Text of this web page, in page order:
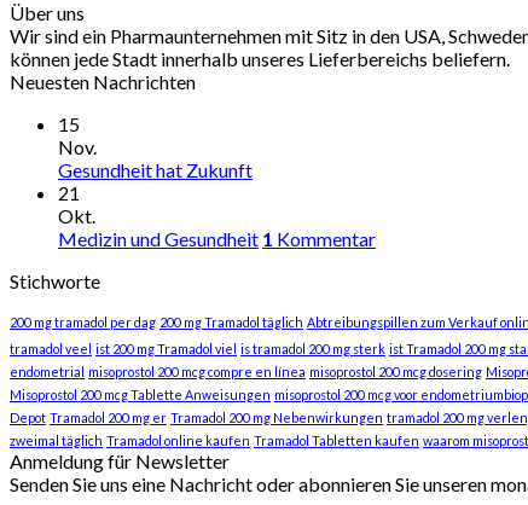
Über uns
Wir sind ein Pharmaunternehmen mit Sitz in den USA,
können jede Stadt innerhalb unseres Lieferbereichs beliefern.
Neuesten Nachrichten
15
Nov.
Gesundheit hat Zukunft
21
Okt.
Medizin und Gesundheit 1 Kommentar
Stichworte
200 mg tramadol per dag 200 mg Tramadol täglich Abtreibungspillen zum Verkauf
tramadol veel ist 200 mg Tramadol viel is tramadol 200 mg sterk ist Tramadol 200 mg
endometrial misoprostol 200 mcg compre en línea misoprostol 200 mcg dosering
Misoprostol 200 mcg Tablette Anweisungen misoprostol 200 mcg voor
Depot Tramadol 200 mg er Tramadol 200 mg Nebenwirkungen tramadol 200 mg
zweimal täglich Tramadol online kaufen Tramadol Tabletten kaufen waarom
Anmeldung für Newsletter
Senden Sie uns eine Nachricht oder abonnieren Sie unseren